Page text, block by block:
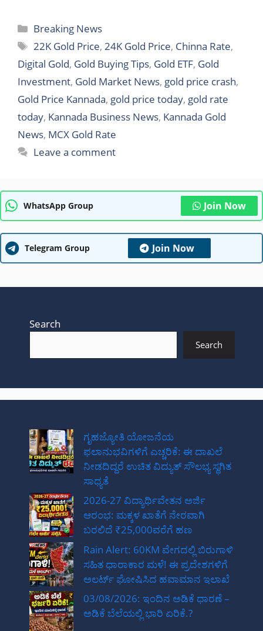
Categories
Breaking News
Tags
22K Gold Price,24K Gold Price, Chinna Rate,
Digital Gold, Gold Buying Tips, Gold ETF, Gold
Investment, Gold Market News, gold price crash,
Gold Price Kannada, gold price today, gold rate
today, Kannada Business News, Kannada Gold
News, MCX Gold Rate
Leave a comment
WhatsApp Group Join Now
Telegram Group Join Now
Search
Search
ಗೃಹಜ್ಯೋತಿ ಯೋಜನೆಯ
ಫಲಾನುಭವಿಗಳಿಗೆ ಎಚ್ಚರಿಕೆ: ಈ ದಾಖಲೆ
ನೀಡದಿದ್ದರೆ ಉಚಿತ ವಿದ್ಯುತ್ ಸೌಲಭ್ಯ ಸ್ಥಗಿತ
ಸಾಧ್ಯತೆ
2026-27 ವಿದ್ಯಾರ್ಥಿವೇತನ ಅರ್ಜಿ
ಆರಂಭ: ಮಕ್ಕಳ ಖಾತೆಗೆ ನೇರವಾಗಿ
ಬರಲಿದೆ ₹25,000ವರೆಗೆ ಹಣ
Rain Alert: 60KM ವೇಗದಲ್ಲಿ ಬಿರುಗಾಳಿ
ಸಹಿತ ಧಾರಾಕಾರ ಮಳೆ! ಈ ಪ್ರದೇಶಗಳಿಗೆ
ಅಲರ್ಟ್ ಘೋಷಿಸಿದ ಹವಾಮಾನ ಇಲಾಖೆ
03/08/2026: ಇಂದಿನ ಅಡಿಕೆ ಧಾರಣೆ –
ಅಡಿಕೆ ಬೆಲೆಯಲ್ಲಿ ಭಾರಿ ಏರಿಕೆ.?